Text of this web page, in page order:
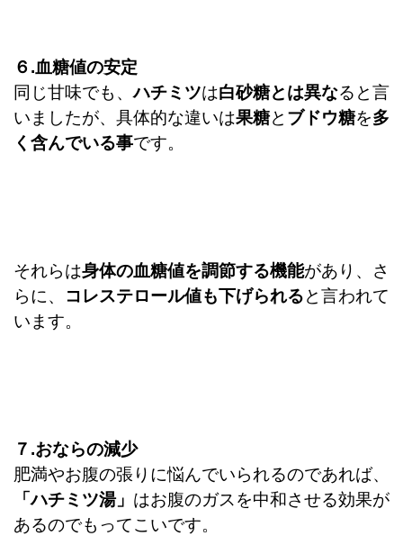
６.血糖値の安定
同じ甘味でも、ハチミツは白砂糖とは異なると言
いましたが、具体的な違いは果糖と ブドウ糖を多
く含んでいる事です。
それらは身体の血糖値を調節する機能があり、さ
らに、 コレステロール値も下げられると言われて
います。
７.おならの減少
肥満やお腹の張りに悩んでいられるのであれば、
「ハチミツ湯」 はお腹のガスを中和させる効果が
あるのでもってこいです。